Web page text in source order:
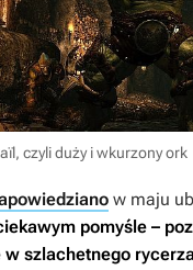
czyli duży i wkurzony ork
w maju
pomyśle –
szlachetnego